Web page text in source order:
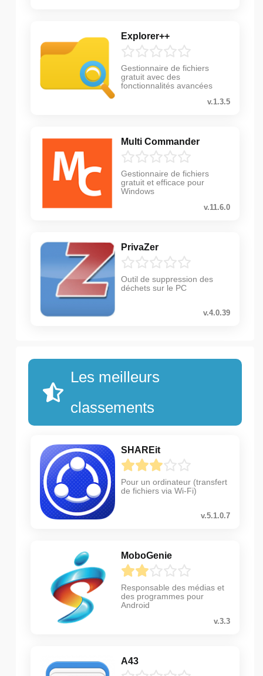
Explorer++
Gestionnaire de fichiers
gratuit avec des
fonctionnalités avancées
v.1.3.5
Multi Commander
Gestionnaire de fichiers
gratuit et efficace pour
Windows
v.11.6.0
PrivaZer
Outil de suppression des
déchets sur le PC
v.4.0.39
Les meilleurs
classements
SHAREit
Pour un ordinateur (transfert
de fichiers via Wi-Fi)
v.5.1.0.7
MoboGenie
Responsable des médias et
des programmes pour
Android
v.3.3
A43